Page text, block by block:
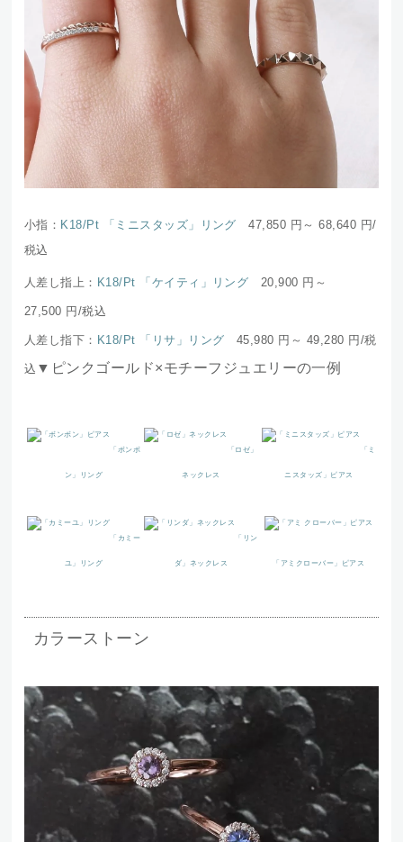
小指： K18/Pt 「ミニスタッズ」リング 47,850 円～ 68,640 円/
税込
人差し指上： K18/Pt 「ケイティ」リング 20,900 円～
27,500 円/税込
人差し指下： K18/Pt 「リサ」リング 45,980 円～ 49,280 円/税
込 ▼ピンクゴールド×モチーフジュエリーの一例
「ボンボ
ン」リング
「ロゼ」
ネックレス
「ミ
ニスタッズ」ピアス
「カミー
ユ」リング
「リン
ダ」ネックレス 「アミクローバー」ピアス
カラーストーン